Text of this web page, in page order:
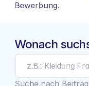
Bewerbung.
Wonach
z.B.: Kleidung
Suche nach